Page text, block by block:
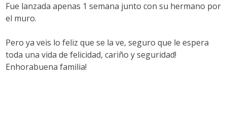
Fue lanzada apenas 1 semana junto con su hermano por
el muro.
Pero ya veis lo feliz que se la ve, seguro que le espera
toda una vida de felicidad, cariño y seguridad!
Enhorabuena familia!